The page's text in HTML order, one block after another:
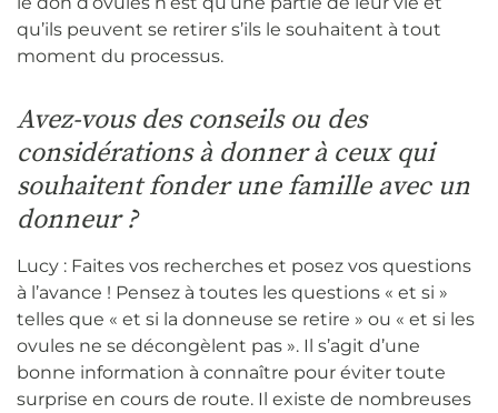
qu’ils peuvent se retirer s’ils le souhaitent à tout
moment du processus.
Avez-vous des conseils ou des
considérations à donner à ceux qui
souhaitent fonder une famille avec un
donneur ?
Lucy : Faites vos recherches et posez vos questions
à l’avance ! Pensez à toutes les questions « et si »
telles que « et si la donneuse se retire » ou « et si les
ovules ne se décongèlent pas ». Il s’agit d’une
bonne information à connaître pour éviter toute
surprise en cours de route. Il existe de nombreuses